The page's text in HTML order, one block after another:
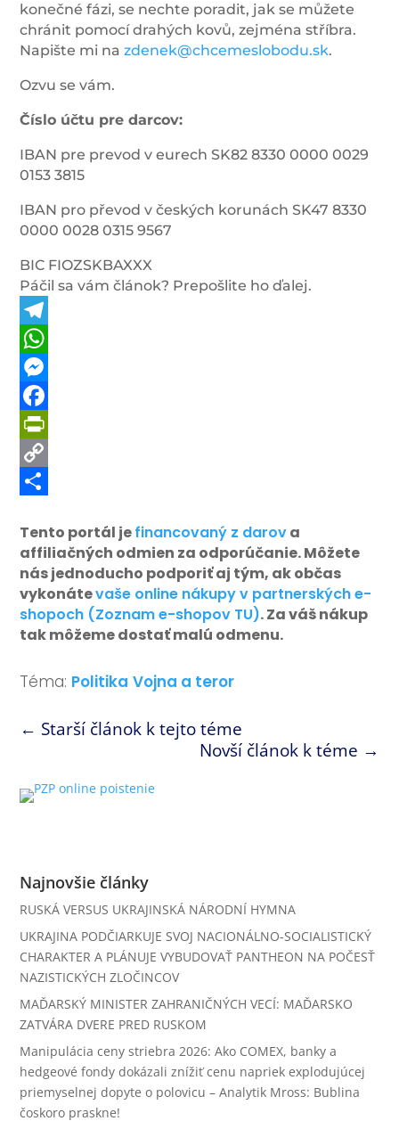
konečné fázi, se nechte poradit, jak se můžete
chránit pomocí drahých kovů, zejména stříbra.
Napište mi nazdenek@chcemeslobodu.sk.
Ozvu se vám.
Číslo účtu pre darcov:
IBAN pre prevod v eurech SK82 8330 0000 0029
0153 3815
IBAN pro převod v českých korunách SK47 8330
0000 0028 0315 9567
BIC FIOZSKBAXXX
Páčil sa vám článok? Prepošlite ho ďalej.
Telegram
WhatsApp
Messenger
Facebook
PrintFriendly
Copy
Tento portál jefinancovaný z darova
affiliačných odmien za odporúčanie. Môžete
nás jednoducho podporiť aj tým, ak občas
vykonátevaše online nákupy v partnerských e-
shopoch (Zoznam e-shopov TU). Za váš nákup
tak môžeme dostať malú odmenu.
Téma: Politika Vojna a teror
← Starší článok k tejto téme
Novší článok k téme →
Najnovšie články
RUSKÁ VERSUS UKRAJINSKÁ NÁRODNÍ HYMNA
UKRAJINA PODČIARKUJE SVOJ NACIONÁLNO-SOCIALISTICKÝ
CHARAKTER A PLÁNUJE VYBUDOVAŤ PANTHEON NA POČESŤ
NAZISTICKÝCH ZLOČINCOV
MAĎARSKÝ MINISTER ZAHRANIČNÝCH VECÍ: MAĎARSKO
ZATVÁRA DVERE PRED RUSKOM
Manipulácia ceny striebra 2026: Ako COMEX, banky a
hedgeové fondy dokázali znížiť cenu napriek explodujúcej
priemyselnej dopyte o polovicu – Analytik Mross: Bublina
čoskoro praskne!